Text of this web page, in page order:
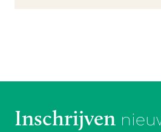
Inschrijven